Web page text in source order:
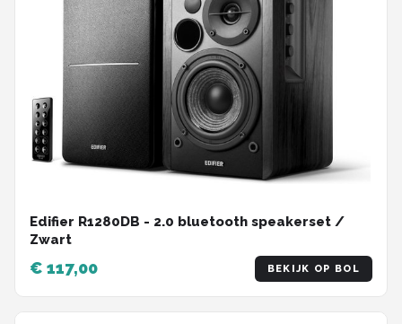
Edifier R1280DB - 2.0 bluetooth speakerset /
Zwart
€ 117,00 BEKIJK OP BOL